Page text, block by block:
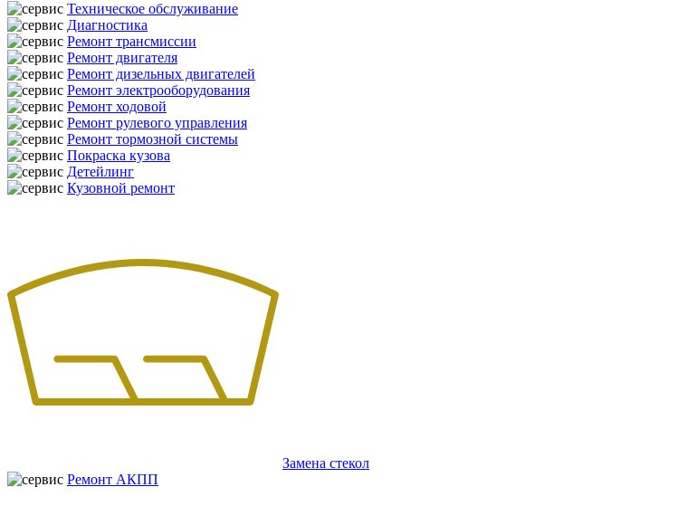
Техническое обслуживание
Диагностика
Ремонт трансмиссии
Ремонт двигателя
Ремонт дизельных двигателей
Ремонт электрооборудования
Ремонт ходовой
Ремонт рулевого управления
Ремонт тормозной системы
Покраска кузова
Детейлинг
Кузовной ремонт
Замена стекол
Ремонт АКПП